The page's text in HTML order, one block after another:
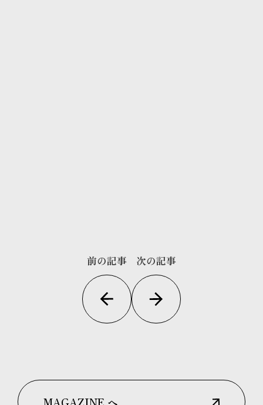
前の記事 次の記事
MAGAZINE へ